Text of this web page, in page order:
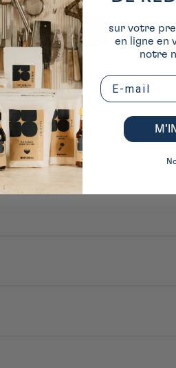
tous les produits
dans les cuisines françaises avec sa
de produits incontournables de la
à fer très chaud, sauf l'étiquette et la
sur votre
en ligne en
notre
Email